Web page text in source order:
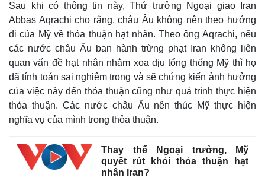
Quan sát
Cuộc sống đó đây
Hồ sơ
Multimedia
Video
E-Magazine
Infographic
Sau khi có thông tin này, Thứ trưởng Ngoại giao Iran
Abbas Aqrachi cho rằng, châu Âu không nên theo hướng
đi của Mỹ về thỏa thuận hạt nhân. Theo ông Aqrachi, nếu
các nước châu Âu ban hành trừng phạt Iran không liên
quan vấn đề hạt nhân nhằm xoa dịu tổng thống Mỹ thì họ
đã tính toán sai nghiêm trọng và sẽ chứng kiến ảnh hưởng
của việc này đến thỏa thuận cũng như quá trình thực hiện
thỏa thuận. Các nước châu Âu nên thúc Mỹ thực hiện
nghĩa vụ của mình trong thỏa thuận.
Thay thế Ngoại trưởng, Mỹ
quyết rút khỏi thỏa thuận hạt
nhân Iran?